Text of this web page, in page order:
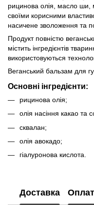
рицинова олія, масло ши,
своїми корисними
насичене зволоження та
Продукт повністю
містить інгредієнтів
використовуються
Веганський бальзам для
Основні інгредієнти:
рицинова олія;
олія насіння какао та
сквалан;
олія авокадо;
гіалуронова кислота.
Доставка